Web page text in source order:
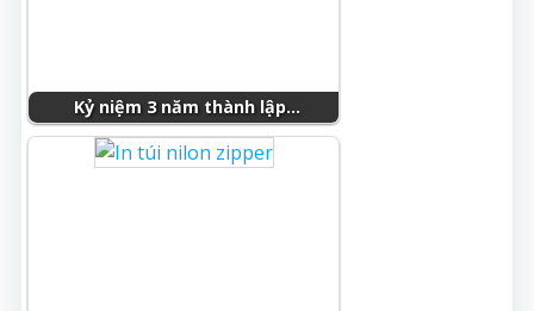
Kỷ niệm 3 năm thành lập…